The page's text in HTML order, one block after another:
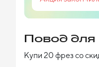
Повод для
Купи 20 фрез со